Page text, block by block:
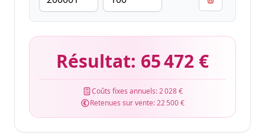
Résultat: 65 472 €
Coûts fixes annuels:2 028 €
Retenues sur vente:22 500 €